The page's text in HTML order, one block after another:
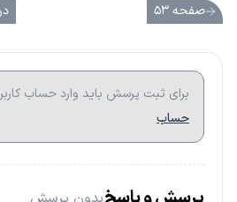
صفحه ۵۳
برای ثبت پرسش باید وارد حساب
حساب